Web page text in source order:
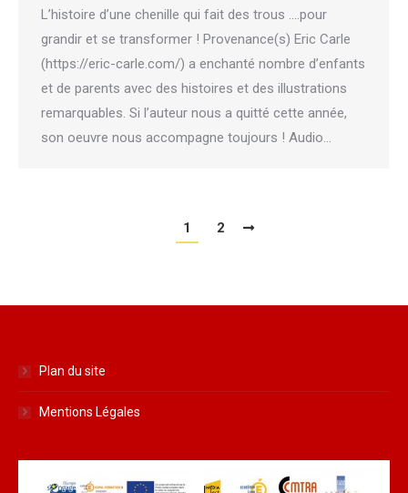
L’histoire d’une chenille qui fait des trous ….pour
grandir et se transformer ! Provenance(s) Eric Carle
(https://eric-carle.com/) a enchanté nombre d’enfants
et de parents avec des histoires et des illustrations
remarquables. Si l’auteur nous a quitté cette année,
son oeuvre nous accompagne toujours ! Audio…
1 2
Plan du site
Mentions Légales